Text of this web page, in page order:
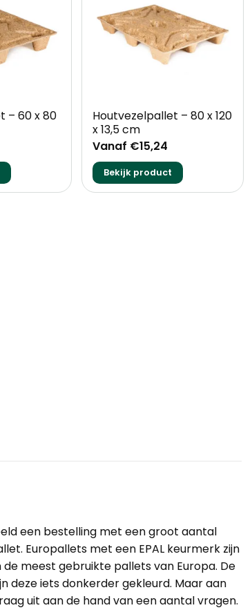
– 60 x 80
Houtvezelpallet – 80 x 120
x 13,5 cm
Vanaf €15,24
Bekijk product
een bestelling met een groot aantal
Europallets met een EPAL keurmerk zijn
meest gebruikte pallets van Europa. De
deze iets donkerder gekleurd. Maar aan
uit aan de hand van een aantal vragen.